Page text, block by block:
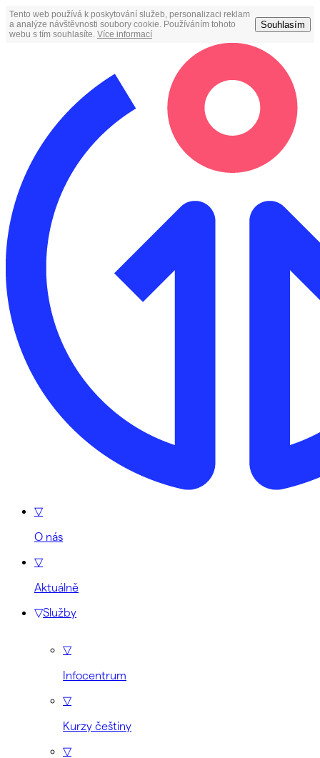
Tento web používá k poskytování služeb, personalizaci reklam
a analýze návštěvnosti soubory cookie. Používáním tohoto
webu s tím souhlasíte. Více informací
Souhlasím
▽
O nás
▽
Aktuálně
▽Služby
▽
Infocentrum
▽
Kurzy češtiny
▽